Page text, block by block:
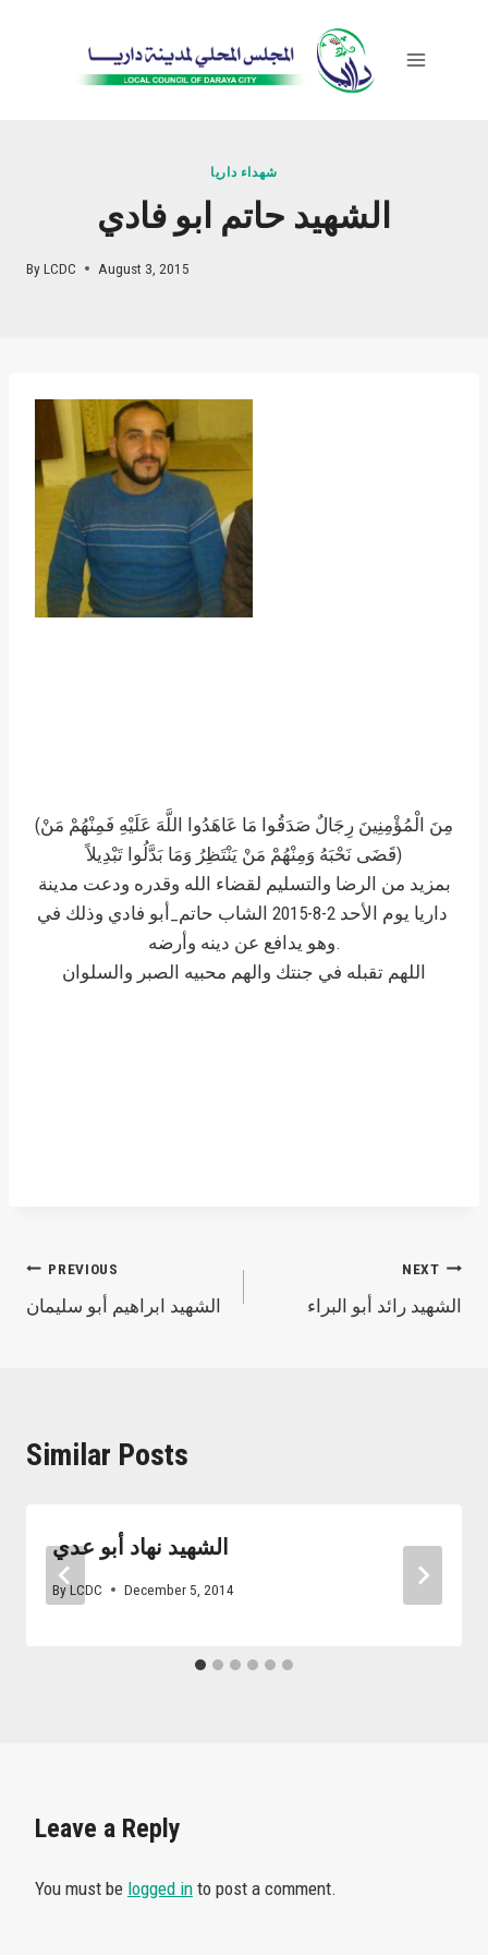
شهداء داريا
الشهيد حاتم ابو فادي
ByLCDC August 3, 2015
(مِنَ الْمُؤْمِنِينَ رِجَالٌ صَدَقُوا مَا عَاهَدُوا اللَّهَ عَلَيْهِ فَمِنْهُمْ مَنْ
قَضَى نَحْبَهُ وَمِنْهُمْ مَنْ يَنْتَظِرُ وَمَا بَدَّلُوا تَبْدِيلاً)
بمزيد من الرضا والتسليم لقضاء الله وقدره ودعت مدينة
داريا‬
يوم الأحد 2-8-2015 الشاب حاتم_أبو فادي وذلك في
وهو يدافع عن دينه وأرضه.
اللهم تقبله في جنتك والهم محبيه الصبر والسلوان
Post
navigation
PREVIOUS
الشهيد ابراهيم أبو سليمان
NEXT
الشهيد رائد أبو البراء
Similar Posts
الشهيد نهاد أبو عدي
ByLCDC December 5, 2014
Leave a Reply
You must be logged in to post a comment.